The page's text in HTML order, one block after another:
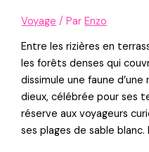
Voyage / ParEnzo
Entre les rizières en
les forêts denses qui
dissimule une faune
dieux, célébrée pour ses
réserve aux voyageurs
ses plages de sable